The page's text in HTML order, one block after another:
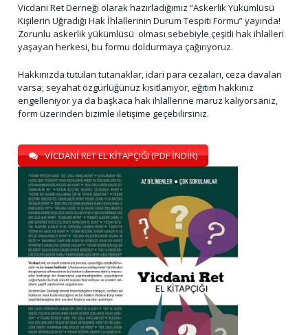
Vicdani Ret Derneği olarak hazırladığımız “Askerlik Yükümlüsü
Kişilerin Uğradığı Hak İhlallerinin Durum Tespiti Formu” yayında!
Zorunlu askerlik yükümlüsü olması sebebiyle çeşitli hak ihlalleri
yaşayan herkesi, bu formu doldurmaya çağırıyoruz.
Hakkınızda tutulan tutanaklar, idari para cezaları, ceza davaları
varsa; seyahat özgürlüğünüz kısıtlanıyor, eğitim hakkınız
engelleniyor ya da başkaca hak ihlallerine maruz kalıyorsanız,
form üzerinden bizimle iletişime geçebilirsiniz.
VİCDANİ RET EL KİTAPÇIĞI (PDF İNDİR)